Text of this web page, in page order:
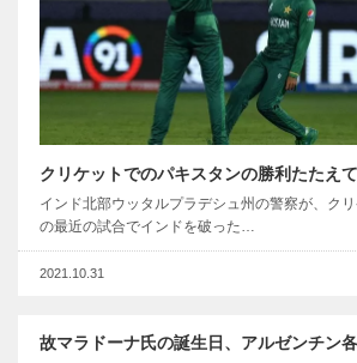
クリケットでのパキスタンの勝利たたえ
インド北部ウッタルプラデシュ州の警察が、ク
の最近の試合でインドを破った…
2021.10.31
故マラドーナ氏の誕生日、アルゼンチン